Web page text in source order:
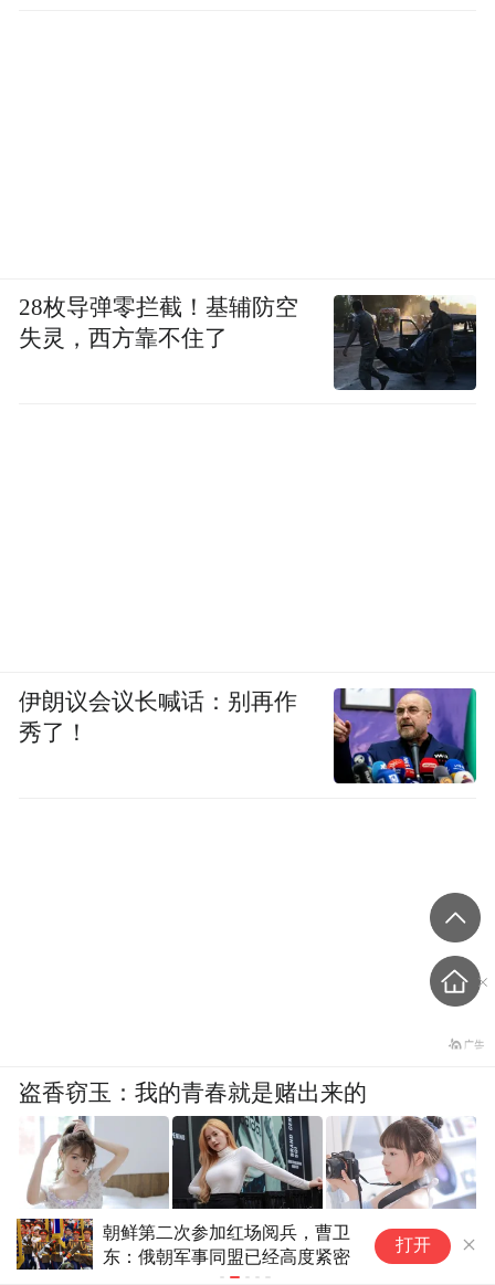
朝鲜第二次参加红场阅兵，曹卫
东：俄朝军事同盟已经高度紧密
打开
28枚导弹零拦截！基辅防空
失灵，西方靠不住了
伊朗议会议长喊话：别再作
秀了！
盗香窃玉：我的青春就是赌出来的
爽文